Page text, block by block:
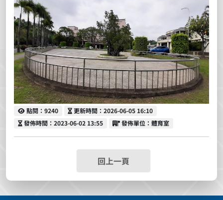
點閱
點閱：9240 更新時間
更新時間：2026-06-05 16:10
發佈時間
發佈時間：2023-06-02 13:55 發佈單位
發佈單位：體育室
回上一頁